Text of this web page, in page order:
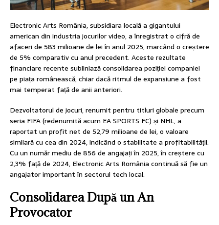
Electronic Arts România, subsidiara locală a gigantului
american din industria jocurilor video, a înregistrat o cifră de
afaceri de 583 milioane de lei în anul 2025, marcând o creștere
de 5% comparativ cu anul precedent. Aceste rezultate
financiare recente subliniază consolidarea poziției companiei
pe piața românească, chiar dacă ritmul de expansiune a fost
mai temperat față de anii anteriori.
Dezvoltatorul de jocuri, renumit pentru titluri globale precum
seria FIFA (redenumită acum EA SPORTS FC) și NHL, a
raportat un profit net de 52,79 milioane de lei, o valoare
similară cu cea din 2024, indicând o stabilitate a profitabilității.
Cu un număr mediu de 856 de angajați în 2025, în creștere cu
2,3% față de 2024, Electronic Arts România continuă să fie un
angajator important în sectorul tech local.
Consolidarea După un An
Provocator